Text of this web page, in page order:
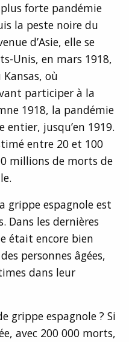
forte pandémie
la peste noire du
d’Asie, elle se
Unis, en mars 1918,
où
participer à la
1918, la pandémie
jusqu’en 1919.
entre 20 et 100
millions de morts de
grippe espagnole est
Dans les dernières
était encore bien
personnes âgées,
dans leur
grippe espagnole ? Si
avec 200 000 morts,